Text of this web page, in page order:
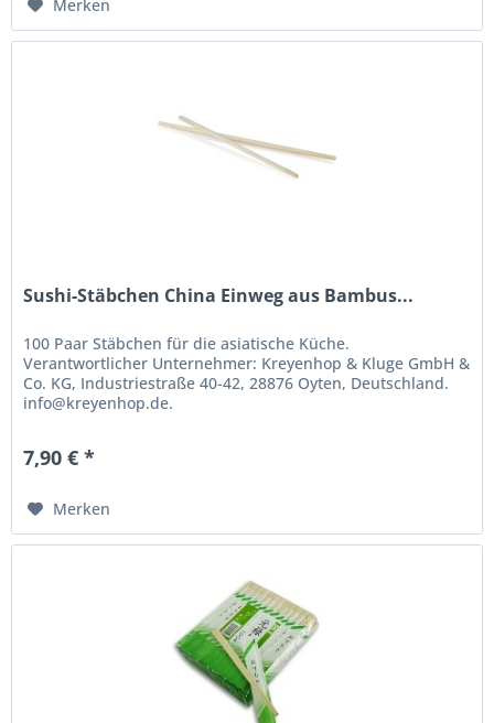
Merken
Sushi-Stäbchen China Einweg aus Bambus...
100 Paar Stäbchen für die asiatische Küche.
Verantwortlicher Unternehmer: Kreyenhop & Kluge GmbH &
Co. KG, Industriestraße 40-42, 28876 Oyten, Deutschland.
info@kreyenhop.de.
7,90 € *
Merken